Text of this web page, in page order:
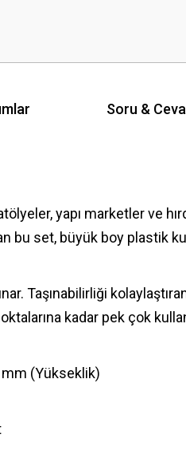
Soru &
yapı marketler ve
bu set, büyük boy
Taşınabilirliği
kadar pek çok
mm (Yükseklik)